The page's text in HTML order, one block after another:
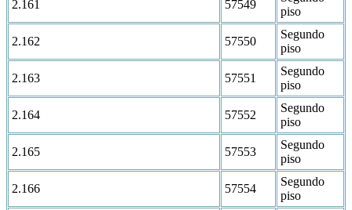
2.161 57549
piso
2.162 57550
Segundo
piso
2.163 57551
Segundo
piso
2.164 57552
Segundo
piso
2.165 57553
Segundo
piso
2.166 57554
Segundo
piso